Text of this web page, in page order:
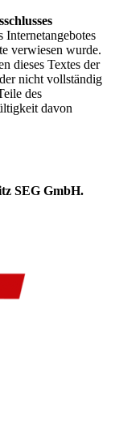
Internetangebotes
verwiesen wurde.
dieses Textes der
nicht vollständig
des
davon
SEG GmbH.